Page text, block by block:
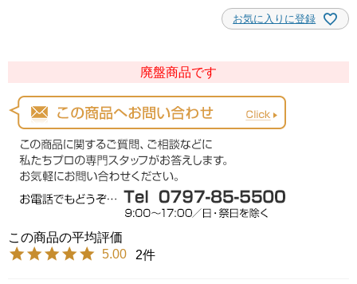
お気に入りに登録
廃盤商品です
5.00 2